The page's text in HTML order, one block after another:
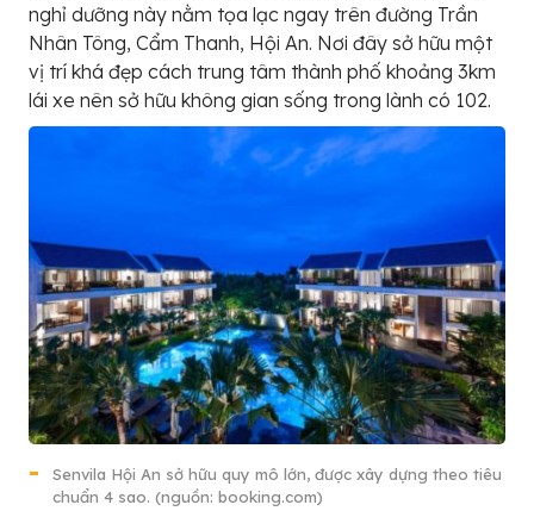
nghỉ dưỡng này nằm tọa lạc ngay trên đường Trần
Nhân Tông, Cẩm Thanh, Hội An. Nơi đây sở hữu một
vị trí khá đẹp cách trung tâm thành phố khoảng 3km
lái xe nên sở hữu không gian sống trong lành có 102.
Senvila Hội An sở hữu quy mô lớn, được xây dựng theo tiêu
chuẩn 4 sao. (nguồn: booking.com)